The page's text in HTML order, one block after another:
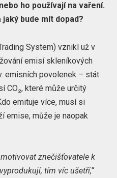
ho používají na vaření.
bude mít dopad?
System) vznikl už v
emisí skleníkových
emisních povolenek – stát
CO₂, které může určitý
emituje více, musí si
emise, může je naopak
znečišťovatele k
tím víc ušetří,“